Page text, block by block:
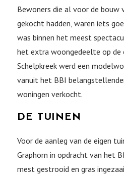
Bewoners die al voor de bouw
gekocht hadden, waren iets
was binnen het meest
het extra woongedeelte op de
Schelpkreek werd een
vanuit het BBI
woningen verkocht.
DE TUINEN
Voor de aanleg van de eigen
Graphorn in opdracht van het
mest gestrooid en gras